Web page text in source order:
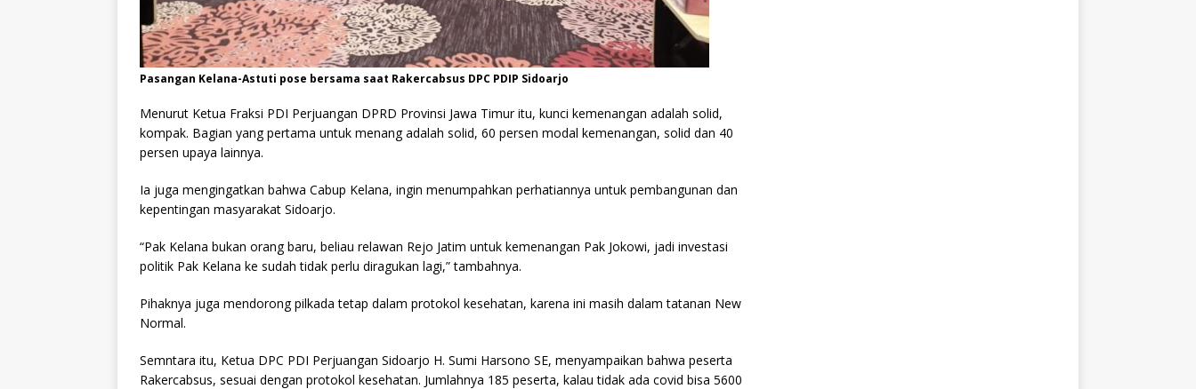
Pasangan Kelana-Astuti pose bersama saat Rakercabsus DPC PDIP Sidoarjo
Menurut Ketua Fraksi PDI Perjuangan DPRD Provinsi Jawa Timur itu, kunci kemenangan adalah solid,
kompak. Bagian yang pertama untuk menang adalah solid, 60 persen modal kemenangan, solid dan 40
persen upaya lainnya.
Ia juga mengingatkan bahwa Cabup Kelana, ingin menumpahkan perhatiannya untuk pembangunan dan
kepentingan masyarakat Sidoarjo.
“Pak Kelana bukan orang baru, beliau relawan Rejo Jatim untuk kemenangan Pak Jokowi, jadi investasi
politik Pak Kelana ke sudah tidak perlu diragukan lagi,” tambahnya.
Pihaknya juga mendorong pilkada tetap dalam protokol kesehatan, karena ini masih dalam tatanan New
Normal.
Semntara itu, Ketua DPC PDI Perjuangan Sidoarjo H. Sumi Harsono SE, menyampaikan bahwa peserta
Rakercabsus, sesuai dengan protokol kesehatan. Jumlahnya 185 peserta, kalau tidak ada covid bisa 5600